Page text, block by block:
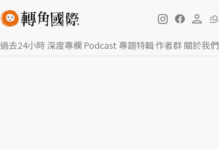
過去24小時深度專欄 Podcast 專題特輯作者群關於我們